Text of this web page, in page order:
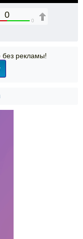
0
0
без рекламы!